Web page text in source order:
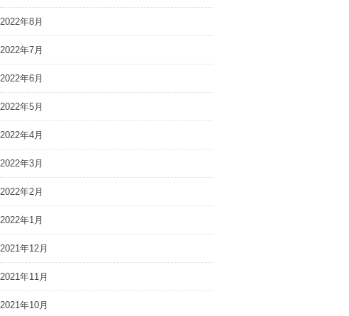
2022年8月
2022年7月
2022年6月
2022年5月
2022年4月
2022年3月
2022年2月
2022年1月
2021年12月
2021年11月
2021年10月